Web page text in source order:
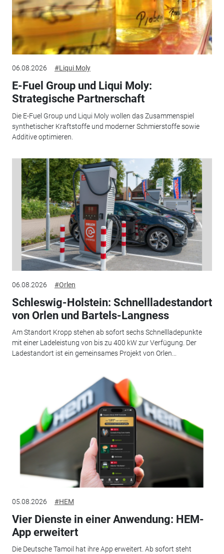
06.08.2026 #Liqui Moly
E-Fuel Group und Liqui Moly:
Strategische Partnerschaft
Die E-Fuel Group und Liqui Moly wollen das Zusammenspiel
synthetischer Kraftstoffe und moderner Schmierstoffe sowie
Additive optimieren.
06.08.2026 #Orlen
Schleswig-Holstein: Schnellladestandort
von Orlen und Bartels-Langness
Am Standort Kropp stehen ab sofort sechs Schnellladepunkte
mit einer Ladeleistung von bis zu 400 kW zur Verfügung. Der
Ladestandort ist ein gemeinsames Projekt von Orlen...
05.08.2026 #HEM
Vier Dienste in einer Anwendung: HEM-
App erweitert
Die Deutsche Tamoil hat ihre App erweitert. Ab sofort steht